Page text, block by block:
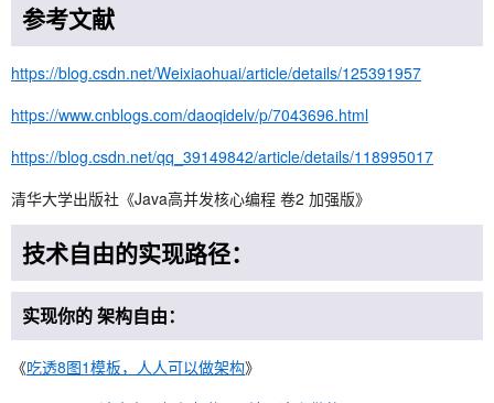
参考文献
https://blog.csdn.net/Weixiaohuai/article/details/125391957
https://www.cnblogs.com/daoqidelv/p/7043696.html
https://blog.csdn.net/qq_39149842/article/details/118995017
清华大学出版社《Java高并发核心编程 卷2 加强版》
技术自由的实现路径：
实现你的 架构自由：
《吃透8图1模板，人人可以做架构》